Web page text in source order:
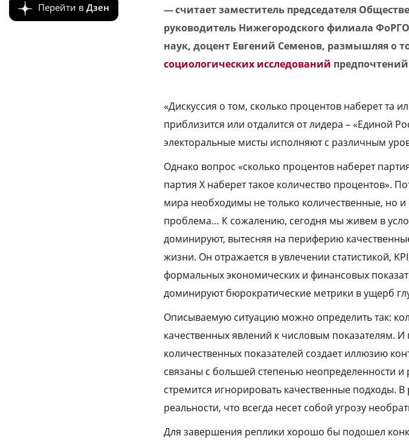
Перейти в Дзен
— считает заместитель председателя
руководитель Нижегородского филиала
наук, доцент Евгений Семенов, размышляя о
социологических исследований
«Дискуссия о том, сколько процентов наберет та
приблизится или отдалится от лидера – «Единой
электоральные мисты исполняют с различным
Однако вопрос «сколько процентов наберет
партия Х наберет такое количество процентов».
мира необходимы не только количественные, но и
проблема… К сожалению, сегодня мы живем в
доминируют, вытесняя на периферию
жизни. Он отражается в увлечении статистикой,
формальных экономических и финансовых
доминируют бюрократические метрики в ущерб
Описываемую ситуацию можно определить так:
качественных явлений к числовым показателям.
количественных показателей создает иллюзию
связаны с большей степенью неопределенности
стремится игнорировать качественные подходы. В
реальности, что всегда несет собой угрозу
Для завершения реплики хорошо бы подошел